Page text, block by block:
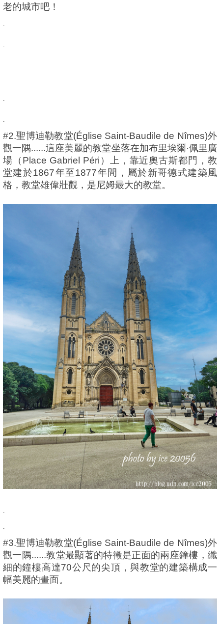
老的城市吧！
.
.
.
.
.
#2.聖博迪勒教堂(Église Saint-Baudile de Nîmes)外
觀一隅......這座美麗的教堂坐落在加布里埃爾·佩里廣
場（Place Gabriel Péri）上，靠近奧古斯都門，教
堂建於1867年至1877年間，屬於新哥德式建築風
格，教堂雄偉壯觀，是尼姆最大的教堂。
.
.
#3.聖博迪勒教堂(Église Saint-Baudile de Nîmes)外
觀一隅......教堂最顯著的特徵是正面的兩座鐘樓，纖
細的鐘樓高達70公尺的尖頂，與教堂的建築構成一
幅美麗的畫面。